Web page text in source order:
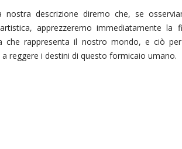
nostra descrizione diremo che, se
apprezzeremo immediatamente la
che rappresenta il nostro mondo, e ciò
reggere i destini di questo formicaio umano.